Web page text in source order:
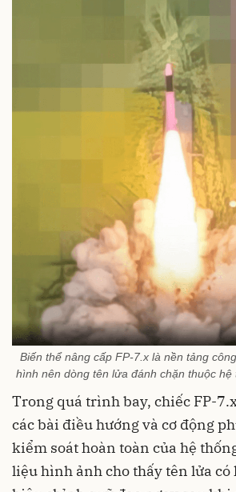
Biến thể nâng cấp FP-7.x là nền tảng
hình nên dòng tên lửa đánh chặn thuộc hệ
Trong quá trình bay, chiếc FP-
các bài điều hướng và cơ động
kiểm soát hoàn toàn của hệ
liệu hình ảnh cho thấy tên lửa có